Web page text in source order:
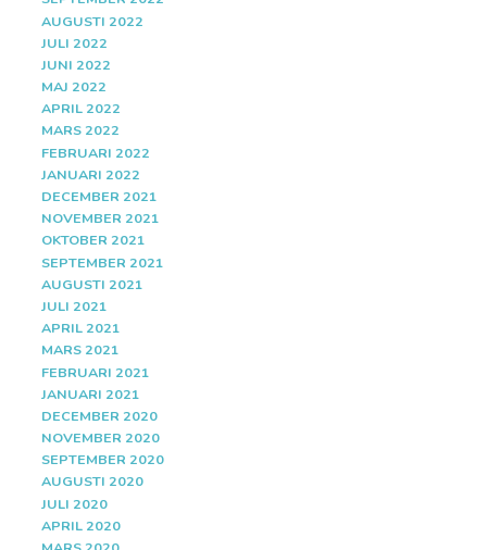
AUGUSTI 2022
JULI 2022
JUNI 2022
MAJ 2022
APRIL 2022
MARS 2022
FEBRUARI 2022
JANUARI 2022
DECEMBER 2021
NOVEMBER 2021
OKTOBER 2021
SEPTEMBER 2021
AUGUSTI 2021
JULI 2021
APRIL 2021
MARS 2021
FEBRUARI 2021
JANUARI 2021
DECEMBER 2020
NOVEMBER 2020
SEPTEMBER 2020
AUGUSTI 2020
JULI 2020
APRIL 2020